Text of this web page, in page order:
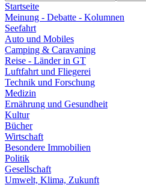
Startseite
Meinung - Debatte - Kolumnen
Seefahrt
Auto und Mobiles
Camping & Caravaning
Reise - Länder in GT
Luftfahrt und Fliegerei
Technik und Forschung
Medizin
Ernährung und Gesundheit
Kultur
Bücher
Wirtschaft
Besondere Immobilien
Politik
Gesellschaft
Umwelt, Klima, Zukunft